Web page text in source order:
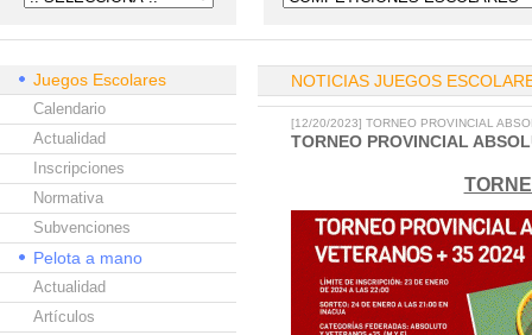
Juegos Escolares
Calendario
Actualidad
Inscripciones
Normativa
Subvenciones
Pelota a mano
Actualidad
Artículos
NOTICIAS JUEGOS
[12/20/2023] TORNEO PROVINCIAL
TORNEO PROVINCIAL